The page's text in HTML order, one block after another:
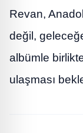
Revan,
değil,
albümle
ulaşması